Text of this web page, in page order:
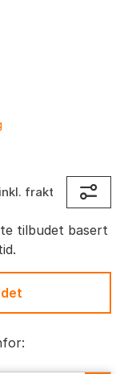
inkl. frakt
tilbudet basert